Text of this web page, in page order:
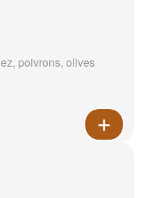
poivrons, olives